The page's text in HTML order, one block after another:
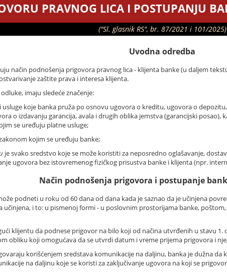
PRAVNOG LICA I POSTUPANJU
("Sl. glasnik RS", br. 87/2021 i 101/2025)
Uvodna odredba
način podnošenja prigovora pravnog lica - klijenta banke (u daljem
zaštite prava i interesa klijenta.
imaju sledeće značenje:
koje banka pruža po osnovu ugovora o kreditu, ugovora o
o izdavanju garancija, avala i drugih oblika jemstva (garancijski posao),
se uređuju platne usluge;
kojim se uređuju banke;
je svako sredstvo koje se može koristiti za neposredno oglašavanje,
ugovora bez istovremenog fizičkog prisustva banke i klijenta (npr.
Način podnošenja prigovora i postupanje
podneti u roku od 60 dana od dana kada je saznao da je učinjena
učinjena, i to: u pismenoj formi - u poslovnim prostorijama banke,
klijentu da podnese prigovor na bilo koji od načina utvrđenih u stavu
obliku koji omogućava da se utvrdi datum i vreme prijema prigovora i
korišćenjem sredstava komunikacije na daljinu, banka je dužna
na daljinu koje se koristi za zaključivanje ugovora na koji se